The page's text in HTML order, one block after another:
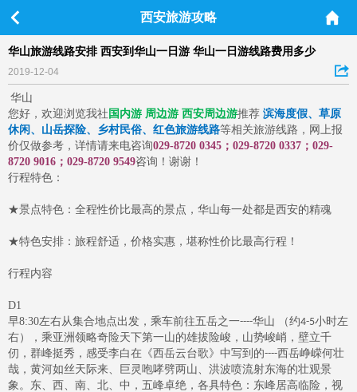
西安旅游攻略
华山旅游线路安排 西安到华山一日游 华山一日游线路费用多少
2019-12-04
华山
您好，欢迎浏览我社 国内游 周边游 西安周边游推荐 滨海度假、草原
休闲、山岳探险、乡村民俗、红色旅游线路等相关旅游线路，网上报
价仅做参考，详情请来电咨询029-8720 0345；029-8720 0337；029-
8720 9016；029-8720 9549咨询！ 谢谢！
行程特色：
★景点特色：全程性价比最高的景点，华山每一处都是西安的精魂
★特色安排：旅程舒适，价格实惠，堪称性价比最高行程！
行程内容
D1
早8:30左右从集合地点出发，乘车前往五岳之一----华山 （约4-5小时左
右），乘亚洲领略奇险天下第一山的雄拔险峻，山势峻峭，壁立千
仞，群峰挺秀，感受李白在《西岳云台歌》中写到的----西岳峥嵘何壮
哉，黄河如丝天际来、巨灵咆哮劈两山、洪波喷流射东海的壮观景
象。东、西、南、北、中，五峰卓绝，各具特色：东峰居高临险，视